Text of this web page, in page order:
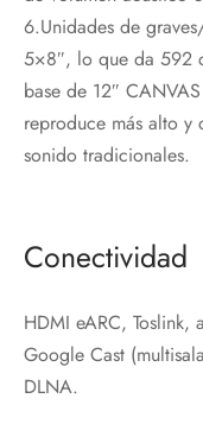
6.Unidades de
5×8″, lo que da 592
base de 12″
reproduce más alto y
sonido tradicionales.
Conectividad
HDMI eARC,
Google Cast
DLNA.